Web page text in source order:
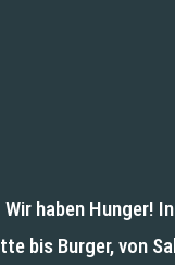
haben
bis Burger, von